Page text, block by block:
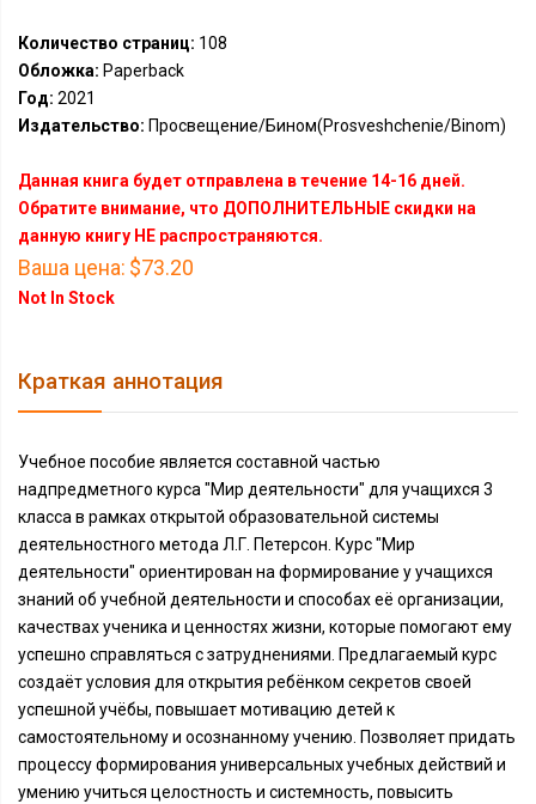
Количество страниц: 108
Обложка: Paperback
Год: 2021
Издательство: Просвещение/Бином(Prosveshchenie/Binom)
Данная книга будет отправлена в течение 14-16 дней.
Обратите внимание, что ДОПОЛНИТЕЛЬНЫЕ скидки на
данную книгу НЕ распространяются.
Ваша цена: $73.20
Not In Stock
Краткая аннотация
Учебное пособие является составной частью
надпредметного курса "Мир деятельности" для учащихся 3
класса в рамках открытой образовательной системы
деятельностного метода Л.Г. Петерсон. Курс "Мир
деятельности" ориентирован на формирование у учащихся
знаний об учебной деятельности и способах её организации,
качествах ученика и ценностях жизни, которые помогают ему
успешно справляться с затруднениями. Предлагаемый курс
создаёт условия для открытия ребёнком секретов своей
успешной учёбы, повышает мотивацию детей к
самостоятельному и осознанному учению. Позволяет придать
процессу формирования универсальных учебных действий и
умению учиться целостность и системность, повысить